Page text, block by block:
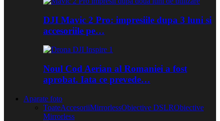
DJI Mavic 2 Pro: impresiile dupa 3 luni si
accesoriile pe…
Noul Cod Aerian al Romaniei a fost
aprobat. Iata ce prevede…
Aparate foto
ToateAccesoriiMirrorlessObiective DSLRObiective
Mirrorless